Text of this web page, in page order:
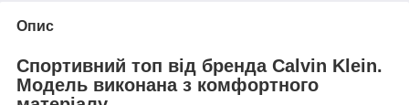
Опис
Спортивний топ від бренда Calvin Klein.
Модель виконана з комфортного